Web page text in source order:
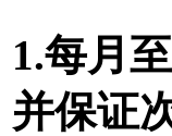
1.每月
并保证